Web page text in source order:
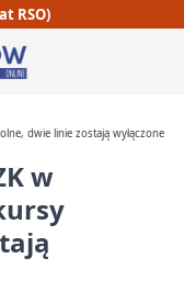
RSO)
dwie linie zostają wyłączone
w